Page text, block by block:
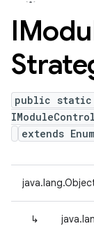
public static
extends
↳